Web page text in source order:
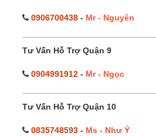
0906700438 - Mr - Nguyên
Tư Vấn Hỗ Trợ Quận 9
0904991912 - Mr - Ngọc
Tư Vấn Hỗ Trợ Quận 10
0835748593 - Ms - Như Ý